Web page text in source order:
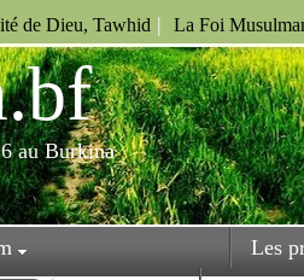
de Dieu, Tawhid | La Foi
au Burkina
Les